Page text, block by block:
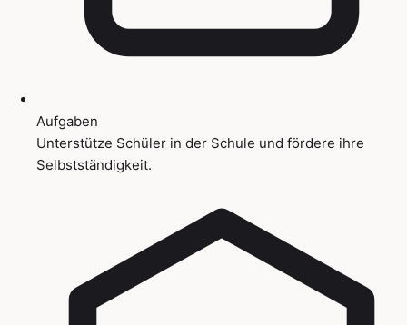
Aufgaben
Unterstütze Schüler in der Schule und fördere ihre
Selbstständigkeit.